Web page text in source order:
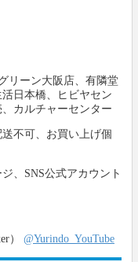
リーン大阪店、有隣堂
日本橋、ヒビヤセン
カルチャーセンター
不可、お買い上げ個
、SNS公式アカウント
） @Yurindo_YouTube